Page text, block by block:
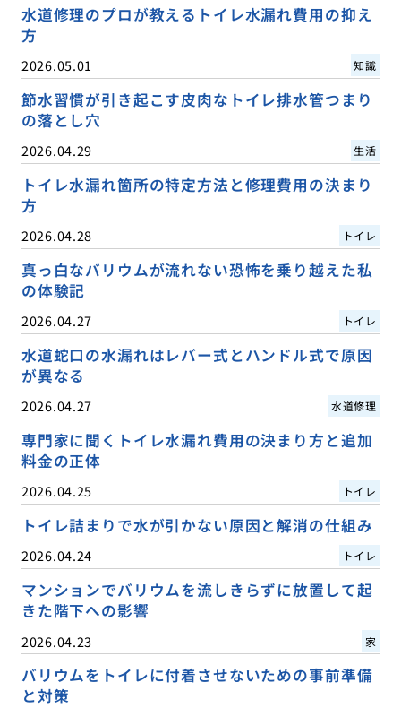
水道修理のプロが教えるトイレ水漏れ費用の抑え
方
2026.05.01 知識
節水習慣が引き起こす皮肉なトイレ排水管つまり
の落とし穴
2026.04.29 生活
トイレ水漏れ箇所の特定方法と修理費用の決まり
方
2026.04.28 トイレ
真っ白なバリウムが流れない恐怖を乗り越えた私
の体験記
2026.04.27 トイレ
水道蛇口の水漏れはレバー式とハンドル式で原因
が異なる
2026.04.27 水道修理
専門家に聞くトイレ水漏れ費用の決まり方と追加
料金の正体
2026.04.25 トイレ
トイレ詰まりで水が引かない原因と解消の仕組み
2026.04.24 トイレ
マンションでバリウムを流しきらずに放置して起
きた階下への影響
2026.04.23 家
バリウムをトイレに付着させないための事前準備
と対策